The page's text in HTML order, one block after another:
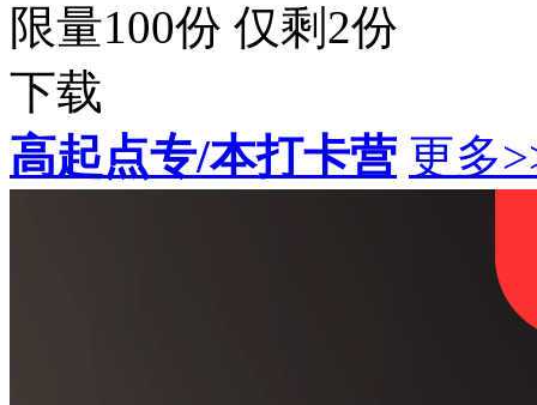
限量100份 仅剩 2份
下载
高起点专/本打卡营 更多